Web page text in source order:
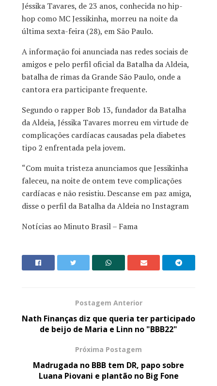
Jéssika Tavares, de 23 anos, conhecida no hip-
hop como MC Jessikinha, morreu na noite da
última sexta-feira (28), em São Paulo.
A informação foi anunciada nas redes sociais de
amigos e pelo perfil oficial da Batalha da Aldeia,
batalha de rimas da Grande São Paulo, onde a
cantora era participante frequente.
Segundo o rapper Bob 13, fundador da Batalha
da Aldeia, Jéssika Tavares morreu em virtude de
complicações cardíacas causadas pela diabetes
tipo 2 enfrentada pela jovem.
“Com muita tristeza anunciamos que Jessikinha
faleceu, na noite de ontem teve complicações
cardíacas e não resistiu. Descanse em paz amiga,
disse o perfil da Batalha da Aldeia no Instagram
Notícias ao Minuto Brasil – Fama
Postagem Anterior
Nath Finanças diz que queria ter participado
de beijo de Maria e Linn no "BBB22"
Próxima Postagem
Madrugada no BBB tem DR, papo sobre
Luana Piovani e plantão no Big Fone